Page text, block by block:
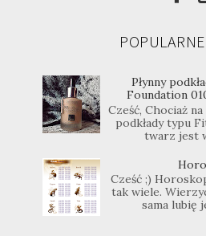
Płynny
Foundation
Cześć, Chociaż
podkłady typu
twarz jest
Cześć ;)
tak wiele.
sama lubię